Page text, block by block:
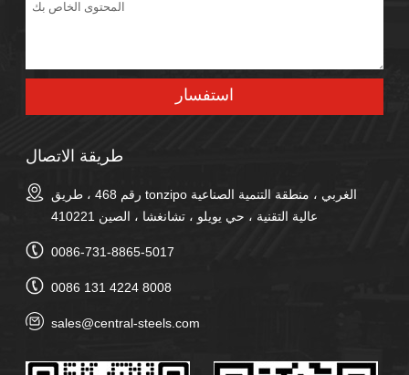
طريقة الاتصال
رقم 468 ، طريق tonzipo الغربي ، منطقة التنمية الصناعية
عالية التقنية ، حي يويلو ، تشانغشا ، الصين 410221
0086-731-8865-5017
0086 131 4224 8008
sales@central-steels.com